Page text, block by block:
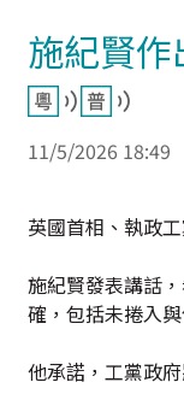
施紀賢
11/5/2026 18:49
英國首相、執政
施紀賢發表講話
確，包括未捲入
他承諾，工黨政